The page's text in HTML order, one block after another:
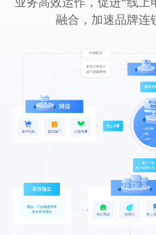
融合，加速品牌连